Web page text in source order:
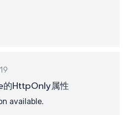
HttpOnly属性
available.